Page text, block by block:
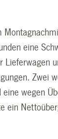
eine
Lieferwagen
Zwei
eine wegen
ein